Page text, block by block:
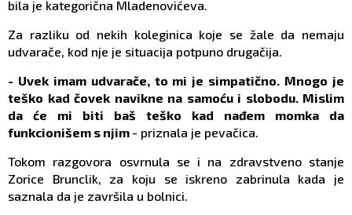
bila je kategorična Mladenovićeva.
Za razliku od nekih koleginica koje se žale da nemaju
udvarače, kod nje je situacija potpuno drugačija.
- Uvek imam udvarače, to mi je simpatično. Mnogo je
teško kad čovek navikne na samoću i slobodu. Mislim
da će mi biti baš teško kad nađem momka da
funkcionišem s njim - priznala je pevačica.
Tokom razgovora osvrnula se i na zdravstveno stanje
Zorice Brunclik, za koju se iskreno zabrinula kada je
saznala da je završila u bolnici.